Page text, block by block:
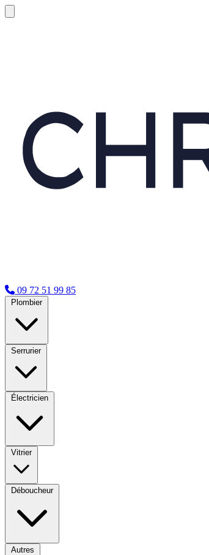
09 72 51 99 85
Plombier
Serrurier
Électricien
Vitrier
Déboucheur
Autres